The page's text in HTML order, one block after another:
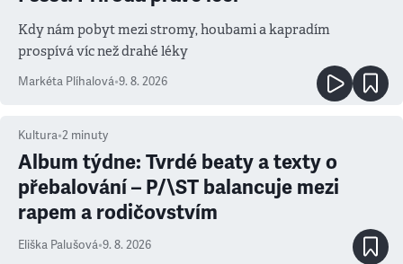
Kdy nám pobyt mezi stromy, houbami a kapradím
prospívá víc než drahé léky
Markéta Plíhalová•9. 8. 2026
Kultura•2 minuty
Album týdne: Tvrdé beaty a texty o
přebalování – P/\ST balancuje mezi
rapem a rodičovstvím
Eliška Palušová•9. 8. 2026